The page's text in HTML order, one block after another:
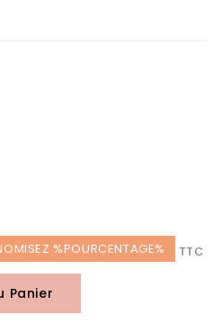
%POURCENTAGE% TTC
Panier